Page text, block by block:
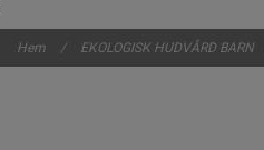
Hem / EKOLOGISK HUDVÅRD BARN